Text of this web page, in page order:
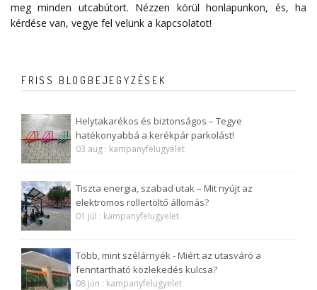
meg minden utcabútort. Nézzen körül honlapunkon, és, ha
kérdése van, vegye fel velünk a kapcsolatot!
FRISS BLOGBEJEGYZÉSEK
Helytakarékos és biztonságos – Tegye
hatékonyabbá a kerékpár parkolást!
03 aug : kampanyfelugyelet
Tiszta energia, szabad utak – Mit nyújt az
elektromos rollertöltő állomás?
01 júl : kampanyfelugyelet
Több, mint szélárnyék - Miért az utasváró a
fenntartható közlekedés kulcsa?
08 jún : kampanyfelugyelet